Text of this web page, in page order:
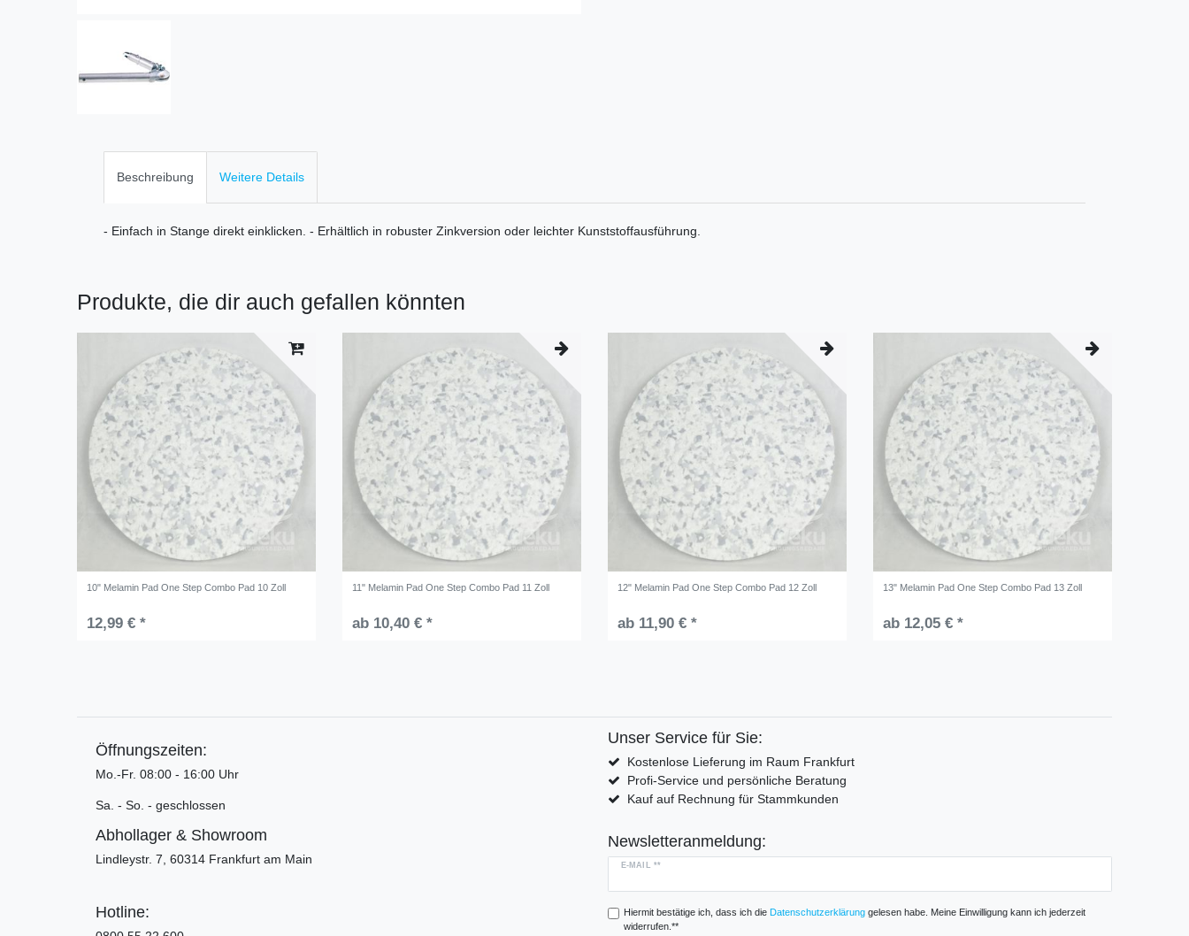
Beschreibung Weitere Details
- Einfach in Stange direkt einklicken. - Erhältlich in robuster Zinkversion oder leichter Kunststoffausführung.
Produkte, die dir auch gefallen könnten
10" Melamin Pad One Step Combo Pad 10 Zoll
12,99 € *
11" Melamin Pad One Step Combo Pad 11 Zoll
ab 10,40 € *
12" Melamin Pad One Step Combo Pad 12 Zoll
ab 11,90 € *
13" Melamin Pad One Step Combo Pad 13 Zoll
ab 12,05 € *
Öffnungszeiten:
Mo.-Fr. 08:00 - 16:00 Uhr
Sa. - So. - geschlossen
Abhollager & Showroom
Lindleystr. 7, 60314 Frankfurt am Main
Hotline:
Unser Service für Sie:
Kostenlose Lieferung im Raum Frankfurt
Profi-Service und persönliche Beratung
Kauf auf Rechnung für Stammkunden
Newsletteranmeldung:
E-MAIL **
Hiermit bestätige ich, dass ich die Daten­schutz­erklärunggelesen habe. Meine Einwilligung kann ich jederzeit
widerrufen.**